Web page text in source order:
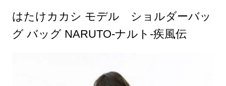
はたけカカシ モデル ショルダーバッ
グ バッグ NARUTO-ナルト-疾風伝